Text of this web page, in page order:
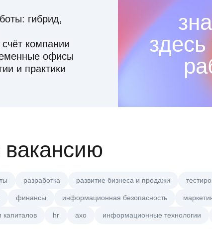
гибрид,
компании
офисы
и практики
разработка развитие бизнеса и продажи
финансы информационная безопасность
капиталов hr axo информационные технологии